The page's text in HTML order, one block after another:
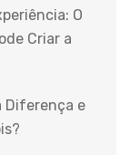
O
Criar a
Diferença e